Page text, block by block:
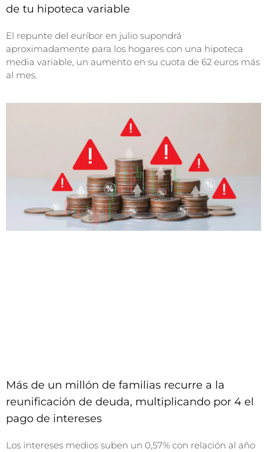
de tu hipoteca variable
El repunte del euríbor en julio supondrá
aproximadamente para los hogares con una hipoteca
media variable, un aumento en su cuota de 62 euros más
al mes.
Más de un millón de familias recurre a la
reunificación de deuda, multiplicando por 4 el
pago de intereses
Los intereses medios suben un 0,57% con relación al año